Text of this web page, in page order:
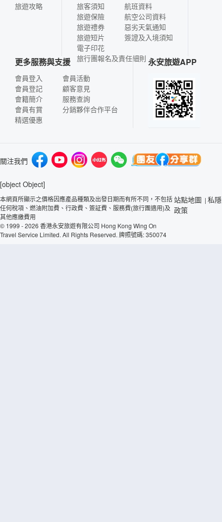
旅遊攻略
旅客須知
旅遊保險
旅遊禮券
旅遊短片
電子印花
航班資料
航空公司資料
惡劣天氣通知
簽證及入境須知
旅行團報名及責任細則
更多服務與支援
會員登入
會員登記
會籍簡介
會員有賞
精選優惠
會員活動
顧客意見
服務查詢
分銷夥伴合作平台
永安旅遊APP
關注我們
[object Object]
本網頁所顯示之價格因應產品種類及出發日期而有所不同，不包括
任何稅項、燃油附加費、行政費、簽証費、服務費(旅行團適用)及
其他應繳費用
© 1999 - 2026 香港永安旅遊有限公司 Hong Kong Wing On
Travel Service Limited. All Rights Reserved. 牌照號碼: 350074
站點地圖 | 私隱
政策